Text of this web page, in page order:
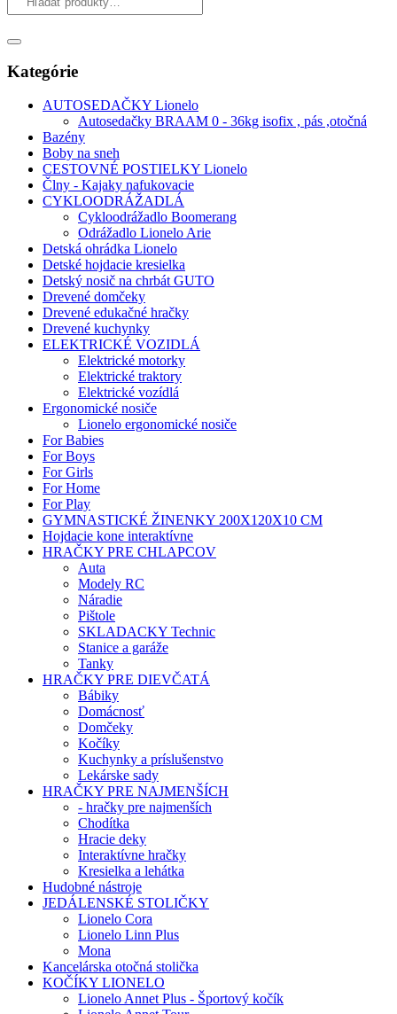
Kategórie
AUTOSEDAČKY Lionelo
Autosedačky BRAAM 0 - 36kg isofix , pás ,otočná
Bazény
Boby na sneh
CESTOVNÉ POSTIELKY Lionelo
Člny - Kajaky nafukovacie
CYKLOODRÁŽADLÁ
Cykloodrážadlo Boomerang
Odrážadlo Lionelo Arie
Detská ohrádka Lionelo
Detské hojdacie kresielka
Detský nosič na chrbát GUTO
Drevené domčeky
Drevené edukačné hračky
Drevené kuchynky
ELEKTRICKÉ VOZIDLÁ
Elektrické motorky
Elektrické traktory
Elektrické vozídlá
Ergonomické nosiče
Lionelo ergonomické nosiče
For Babies
For Boys
For Girls
For Home
For Play
GYMNASTICKÉ ŽINENKY 200X120X10 CM
Hojdacie kone interaktívne
HRAČKY PRE CHLAPCOV
Auta
Modely RC
Náradie
Pištole
SKLADACKY Technic
Stanice a garáže
Tanky
HRAČKY PRE DIEVČATÁ
Bábiky
Domácnosť
Domčeky
Kočíky
Kuchynky a príslušenstvo
Lekárske sady
HRAČKY PRE NAJMENŠÍCH
- hračky pre najmenších
Chodítka
Hracie deky
Interaktívne hračky
Kresielka a lehátka
Hudobné nástroje
JEDÁLENSKÉ STOLIČKY
Lionelo Cora
Lionelo Linn Plus
Mona
Kancelárska otočná stolička
KOČÍKY LIONELO
Lionelo Annet Plus - Športový kočík